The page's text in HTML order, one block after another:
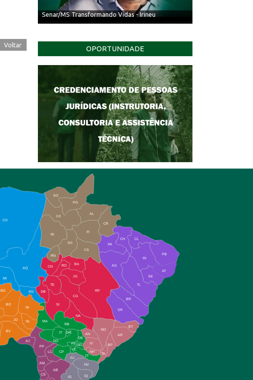
Senar/MS Transformando Vidas - Irineu
OPORTUNIDADE
Voltar
CO
AQ
MI
AN
CX
RI
AL
CR
FI
SG
BA
CA
PA
CH CL
PB
SE
TL
AG
BR
SR
BT
AR
RP
RO
JG
CG
SI
NA
TA
NH
JT
RB
MA
IT
DR
DO
CP
JU
NV
IQ
BD
BO
NI
JD
BV
PP
AJ
LC
AM
AB
DB
TE
CS
IG
IN
NO
BP
RN
CN
GL
AN
IV
FS
VC
GD
DE
AT
PG
SO